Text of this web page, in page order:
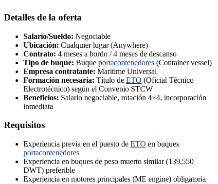
Detalles de la oferta
Salario/Sueldo: Negociable
Ubicación: Cualquier lugar (Anywhere)
Contrato: 4 meses a bordo / 4 meses de descanso
Tipo de buque: Buque portacontenedores (Container vessel)
Empresa contratante: Maritime Universal
Formación necesaria: Título de ETO (Oficial Técnico
Electrotécnico) según el Convenio STCW
Beneficios: Salario negociable, rotación 4×4, incorporación
inmediata
Requisitos
Experiencia previa en el puesto de ETO en buques
portacontenedores
Experiencia en buques de peso muerto similar (139,550
DWT) preferible
Experiencia en motores principales (ME engine) obligatoria